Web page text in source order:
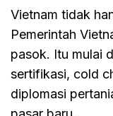
Vietnam tidak
Pemerintah
pasok. Itu mulai
sertifikasi, cold
diplomasi